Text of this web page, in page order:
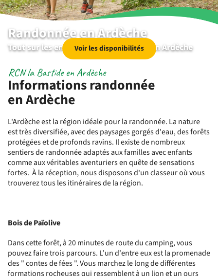
Randonnée en Ardèche
Tout sur les environs | RCN la Bastide en Ardèche
Voir les disponibilités
Informations randonnée
en Ardèche
RCN la Bastide en Ardèche
L'Ardèche est la région idéale pour la randonnée. La nature
est très diversifiée, avec des paysages gorgés d'eau, des forêts
protégées et de profonds ravins. Il existe de nombreux
sentiers de randonnée adaptés aux familles avec enfants
comme aux véritables aventuriers en quête de sensations
fortes. À la réception, nous disposons d'un classeur où vous
trouverez tous les itinéraires de la région.
Bois de Païolive
Dans cette forêt, à 20 minutes de route du camping, vous
pouvez faire trois parcours. L'un d'entre eux est la promenade
des " contes de fées ". Vous marchez le long de différentes
formations rocheuses qui ressemblent à un lion et un ours